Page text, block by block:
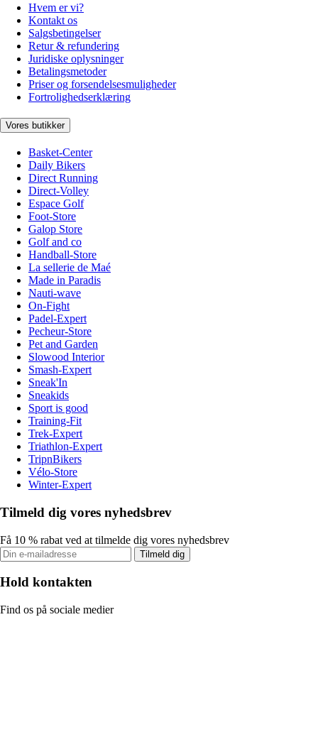
Hvem er vi?
Kontakt os
Salgsbetingelser
Retur & refundering
Juridiske oplysninger
Betalingsmetoder
Priser og forsendelsesmuligheder
Fortrolighedserklæring
Vores butikker
Basket-Center
Daily Bikers
Direct Running
Direct-Volley
Espace Golf
Foot-Store
Galop Store
Golf and co
Handball-Store
La sellerie de Maé
Made in Paradis
Nauti-wave
On-Fight
Padel-Expert
Pecheur-Store
Pet and Garden
Slowood Interior
Smash-Expert
Sneak'In
Sneakids
Sport is good
Training-Fit
Trek-Expert
Triathlon-Expert
TripnBikers
Vélo-Store
Winter-Expert
Tilmeld dig vores nyhedsbrev
Få 10 % rabat ved at tilmelde dig vores nyhedsbrev
Tilmeld dig
Hold kontakten
Find os på sociale medier